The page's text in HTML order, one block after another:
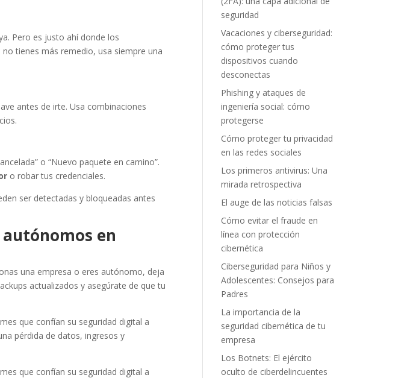
Pero es justo ahí donde los
tienes más remedio, usa siempre una
antes de irte. Usa combinaciones
o “Nuevo paquete en camino”.
o robar tus credenciales.
ser detectadas y bloqueadas antes
en
una empresa o eres autónomo, deja
actualizados y asegúrate de que tu
que confían su seguridad digital a
pérdida de datos, ingresos y
que confían su seguridad digital a
seguridad
Vacaciones y ciberseguridad:
cómo proteger tus
dispositivos cuando
desconectas
Phishing y ataques de
ingeniería social: cómo
protegerse
Cómo proteger tu privacidad
en las redes sociales
Los primeros antivirus: Una
mirada retrospectiva
El auge de las noticias falsas
Cómo evitar el fraude en
línea con protección
cibernética
Ciberseguridad para Niños y
Adolescentes: Consejos para
Padres
La importancia de la
seguridad cibernética de tu
empresa
Los Botnets: El ejército
oculto de ciberdelincuentes